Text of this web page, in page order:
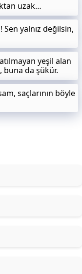
uzak…
Sen yalnız değilsin,
yeşil alan
buna da şükür.
saçlarının böyle